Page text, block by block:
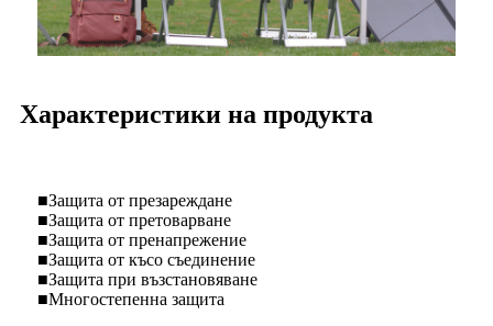
Характеристики на продукта
■Защита от презареждане
■Защита от претоварване
■Защита от пренапрежение
■Защита от късо съединение
■Защита при възстановяване
■Многостепенна защита